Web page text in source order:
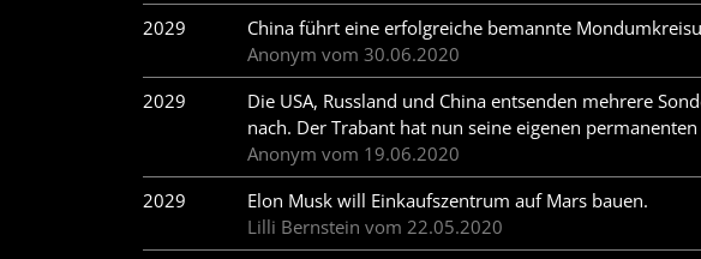
2029
China führt eine erfolgreiche bemannte
Anonym vom 30.06.2020
2029
Die USA, Russland und China entsenden mehrere
nach. Der Trabant hat nun seine eigenen
Anonym vom 19.06.2020
2029
Elon Musk will Einkaufszentrum auf Mars bauen.
Lilli Bernstein vom 22.05.2020